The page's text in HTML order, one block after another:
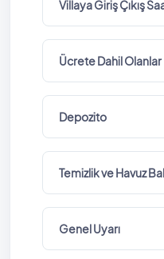
Villaya Giriş Çıkış
Ücrete Dahil Olanlar
Depozito
Temizlik ve Havuz
Genel Uyarı